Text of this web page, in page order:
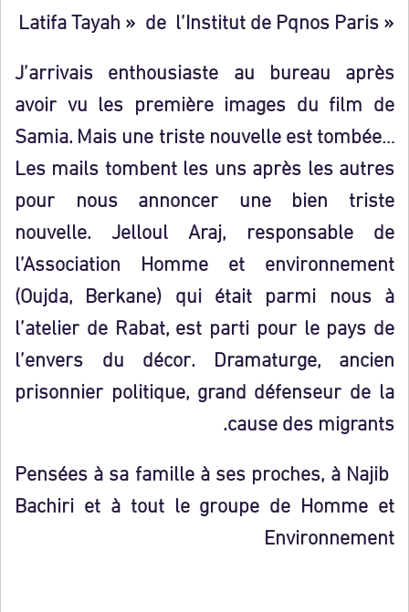
« Latifa Tayah » de l’Institut de Pqnos Paris
J’arrivais enthousiaste au bureau après
avoir vu les première images du film de
Samia. Mais une triste nouvelle est tombée…
Les mails tombent les uns après les autres
pour nous annoncer une bien triste
nouvelle. Jelloul Araj, responsable de
l’Association Homme et environnement
(Oujda, Berkane) qui était parmi nous à
l’atelier de Rabat, est parti pour le pays de
l’envers du décor. Dramaturge, ancien
prisonnier politique, grand défenseur de la
cause des migrants.
Pensées à sa famille à ses proches, à Najib
Bachiri et à tout le groupe de Homme et
Environnement